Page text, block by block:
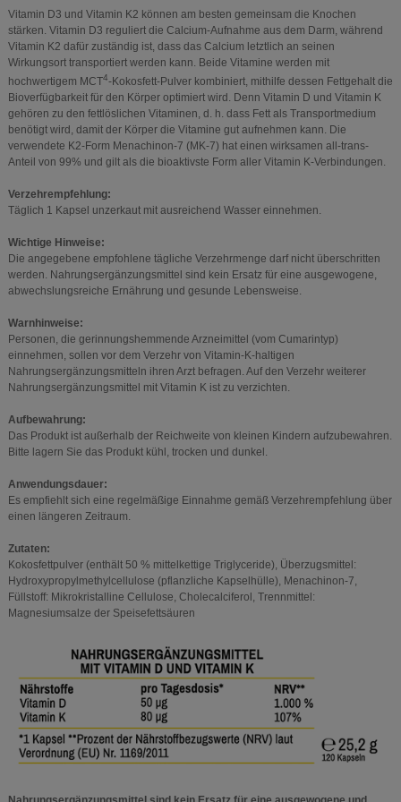
Vitamin D3 und Vitamin K2 können am besten gemeinsam die Knochen
stärken. Vitamin D3 reguliert die Calcium-Aufnahme aus dem Darm, während
Vitamin K2 dafür zuständig ist, dass das Calcium letztlich an seinen
Wirkungsort transportiert werden kann. Beide Vitamine werden mit
hochwertigem MCT4-Kokosfett-Pulver kombiniert, mithilfe dessen Fettgehalt die
Bioverfügbarkeit für den Körper optimiert wird. Denn Vitamin D und Vitamin K
gehören zu den fettlöslichen Vitaminen, d. h. dass Fett als Transportmedium
benötigt wird, damit der Körper die Vitamine gut aufnehmen kann. Die
verwendete K2-Form Menachinon-7 (MK-7) hat einen wirksamen all-trans-
Anteil von 99% und gilt als die bioaktivste Form aller Vitamin K-Verbindungen.
Verzehrempfehlung:
Täglich 1 Kapsel unzerkaut mit ausreichend Wasser einnehmen.
Wichtige Hinweise:
Die angegebene empfohlene tägliche Verzehrmenge darf nicht überschritten
werden. Nahrungsergänzungsmittel sind kein Ersatz für eine ausgewogene,
abwechslungsreiche Ernährung und gesunde Lebensweise.
Warnhinweise:
Personen, die gerinnungshemmende Arzneimittel (vom Cumarintyp)
einnehmen, sollen vor dem Verzehr von Vitamin-K-haltigen
Nahrungsergänzungsmitteln ihren Arzt befragen. Auf den Verzehr weiterer
Nahrungsergänzungsmittel mit Vitamin K ist zu verzichten.
Aufbewahrung:
Das Produkt ist außerhalb der Reichweite von kleinen Kindern aufzubewahren.
Bitte lagern Sie das Produkt kühl, trocken und dunkel.
Anwendungsdauer:
Es empfiehlt sich eine regelmäßige Einnahme gemäß Verzehrempfehlung über
einen längeren Zeitraum.
Zutaten:
Kokosfettpulver (enthält 50 % mittelkettige Triglyceride), Überzugsmittel:
Hydroxypropylmethylcellulose (pflanzliche Kapselhülle), Menachinon-7,
Füllstoff: Mikrokristalline Cellulose, Cholecalciferol, Trennmittel:
Magnesiumsalze der Speisefettsäuren